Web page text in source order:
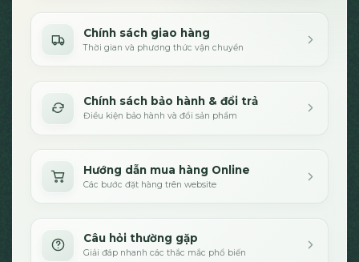
Chính sách giao hàng
Thời gian và phương thức vận chuyển
Chính sách bảo hành & đổi trả
Điều kiện bảo hành và đổi sản phẩm
Hướng dẫn mua hàng Online
Các bước đặt hàng trên website
Câu hỏi thường gặp
Giải đáp nhanh các thắc mắc phổ biến